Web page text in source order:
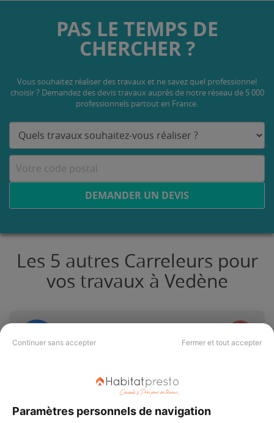
Continuer sans accepter Fermer et tout accepter
Paramètres personnels de navigation
PAS LE TEMPS DE
CHERCHER ?
Vous souhaitez réaliser des travaux et ne savez quel professionnel
choisir ? Demandez des devis travaux auprès de notre réseau de 5 000
professionnels partout en France.
DEMANDER UN DEVIS
Les 5 autres Carreleurs pour
vos travaux à Vedène
Vedène